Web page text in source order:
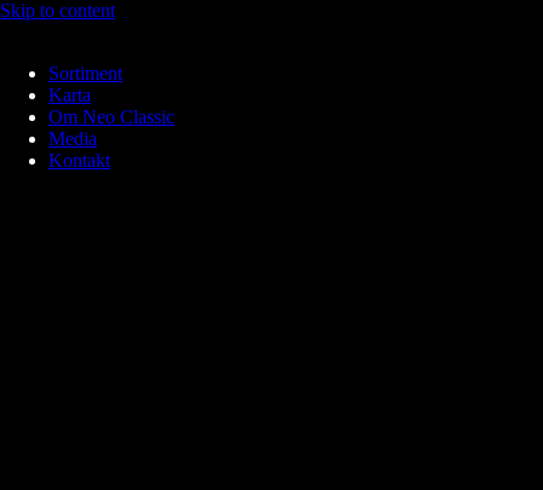
Skip to content
Sortiment
Karta
Om Neo Classic
Media
Kontakt